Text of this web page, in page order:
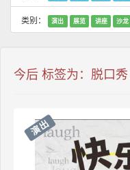
类别： 演出 展览 讲座 沙龙
今后 标签为：脱口秀
演出